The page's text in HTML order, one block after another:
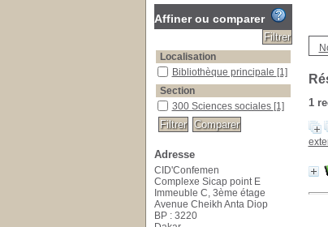
1
Affiner ou comparer
Localisation
Bibliothèque principale [1]
Section
300 Sciences sociales [1]
Adresse
CID'Confemen
Complexe Sicap point E
Immeuble C, 3ème étage
Avenue Cheikh Anta Diop
BP : 3220